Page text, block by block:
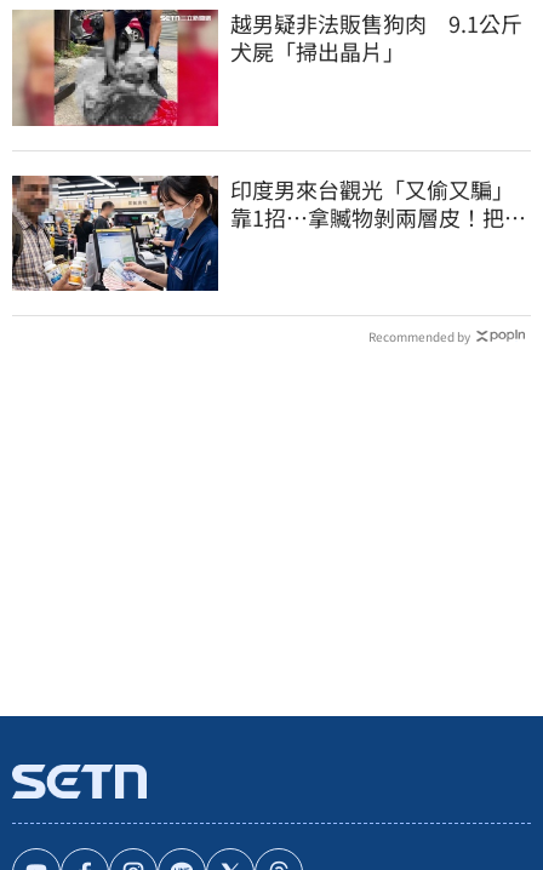
越男疑非法販售狗肉 9.1公斤
犬屍「掃出晶片」
印度男來台觀光「又偷又騙」
靠1招…拿贓物剝兩層皮！把全
Recommended by